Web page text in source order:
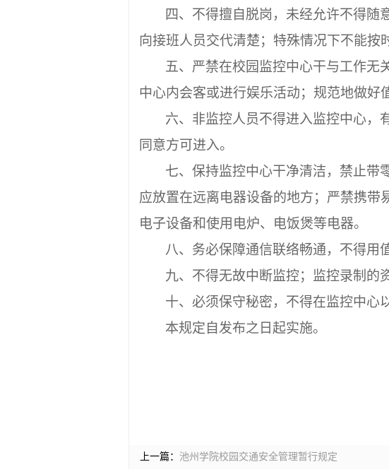
四、不得擅自脱岗，未经允许不得随
向接班人员交代清楚；特殊情况下不能按
五、严禁在校园监控中心干与工作无
中心内会客或进行娱乐活动；规范地做好
六、非监控人员不得进入监控中心，
同意方可进入。
七、保持监控中心干净清洁，禁止带
应放置在远离电器设备的地方；严禁携
电子设备和使用电炉、电饭煲等电器。
八、务必保障通信联络畅通，不得用
九、不得无故中断监控；监控录制的
十、必须保守秘密，不得在监控中心
本规定自发布之日起实施。
上一篇： 池州学院校园交通安全管理暂行规定